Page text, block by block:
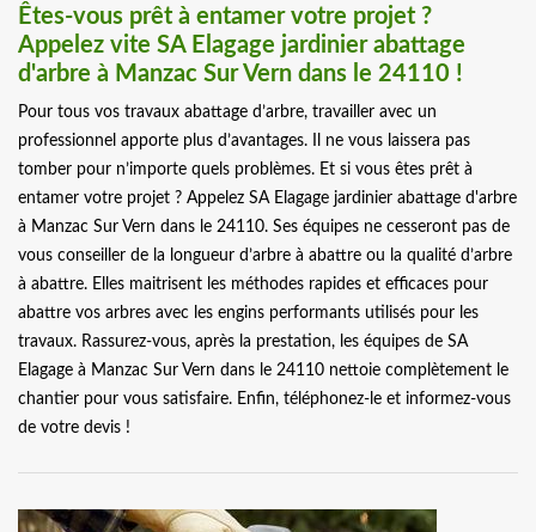
Êtes-vous prêt à entamer votre projet ?
Appelez vite SA Elagage jardinier abattage
d'arbre à Manzac Sur Vern dans le 24110 !
Pour tous vos travaux abattage d’arbre, travailler avec un
professionnel apporte plus d’avantages. Il ne vous laissera pas
tomber pour n’importe quels problèmes. Et si vous êtes prêt à
entamer votre projet ? Appelez SA Elagage jardinier abattage d'arbre
à Manzac Sur Vern dans le 24110. Ses équipes ne cesseront pas de
vous conseiller de la longueur d’arbre à abattre ou la qualité d’arbre
à abattre. Elles maitrisent les méthodes rapides et efficaces pour
abattre vos arbres avec les engins performants utilisés pour les
travaux. Rassurez-vous, après la prestation, les équipes de SA
Elagage à Manzac Sur Vern dans le 24110 nettoie complètement le
chantier pour vous satisfaire. Enfin, téléphonez-le et informez-vous
de votre devis !